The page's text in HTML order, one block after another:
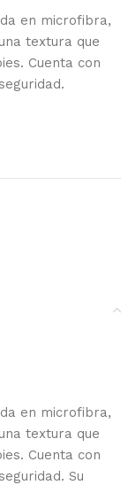
en microfibra,
textura que
Cuenta con
en microfibra,
textura que
Cuenta con
Su